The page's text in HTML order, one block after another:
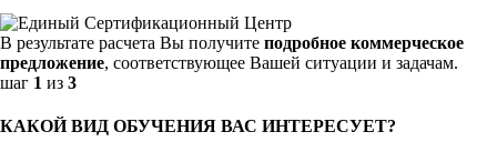
В результате расчета Вы получите подробное коммерческое
предложение, соответствующее Вашей ситуации и задачам.
шаг 1 из 3
КАКОЙ ВИД ОБУЧЕНИЯ ВАС ИНТЕРЕСУЕТ?